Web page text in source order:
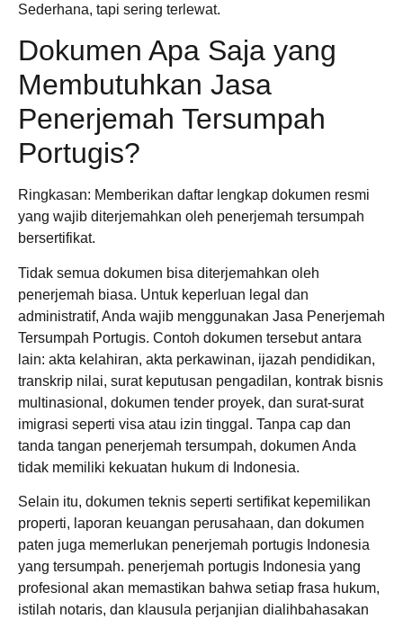
Sederhana, tapi sering terlewat.
Dokumen Apa Saja yang
Membutuhkan Jasa
Penerjemah Tersumpah
Portugis?
Ringkasan: Memberikan daftar lengkap dokumen resmi
yang wajib diterjemahkan oleh penerjemah tersumpah
bersertifikat.
Tidak semua dokumen bisa diterjemahkan oleh
penerjemah biasa. Untuk keperluan legal dan
administratif, Anda wajib menggunakan Jasa Penerjemah
Tersumpah Portugis. Contoh dokumen tersebut antara
lain: akta kelahiran, akta perkawinan, ijazah pendidikan,
transkrip nilai, surat keputusan pengadilan, kontrak bisnis
multinasional, dokumen tender proyek, dan surat-surat
imigrasi seperti visa atau izin tinggal. Tanpa cap dan
tanda tangan penerjemah tersumpah, dokumen Anda
tidak memiliki kekuatan hukum di Indonesia.
Selain itu, dokumen teknis seperti sertifikat kepemilikan
properti, laporan keuangan perusahaan, dan dokumen
paten juga memerlukan penerjemah portugis Indonesia
yang tersumpah. penerjemah portugis Indonesia yang
profesional akan memastikan bahwa setiap frasa hukum,
istilah notaris, dan klausula perjanjian dialihbahasakan